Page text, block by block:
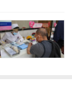
学家、副总
毅博士所说：
慢病防控决
范管理率，为